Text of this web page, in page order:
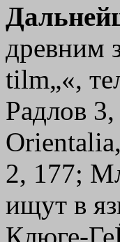
древним
tilm„«,
Радлов
2, 177;
ищут в
Клюге-